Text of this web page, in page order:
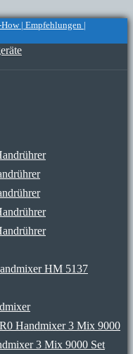
| Empfehlungen |
HM 5137
Handmixer 3 Mix 9000
3 Mix 9000 Set